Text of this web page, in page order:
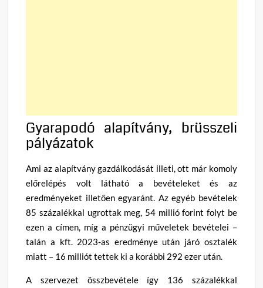
Gyarapodó alapítvány, brüsszeli
pályázatok
Ami az alapítvány gazdálkodását illeti, ott már komoly
előrelépés volt látható a bevételeket és az
eredményeket illetően egyaránt. Az egyéb bevételek
85 százalékkal ugrottak meg, 54 millió forint folyt be
ezen a címen, míg a pénzügyi műveletek bevételei –
talán a kft. 2023-as eredménye után járó osztalék
miatt – 16 milliót tettek ki a korábbi 292 ezer után.
A szervezet összbevétele így 136 százalékkal